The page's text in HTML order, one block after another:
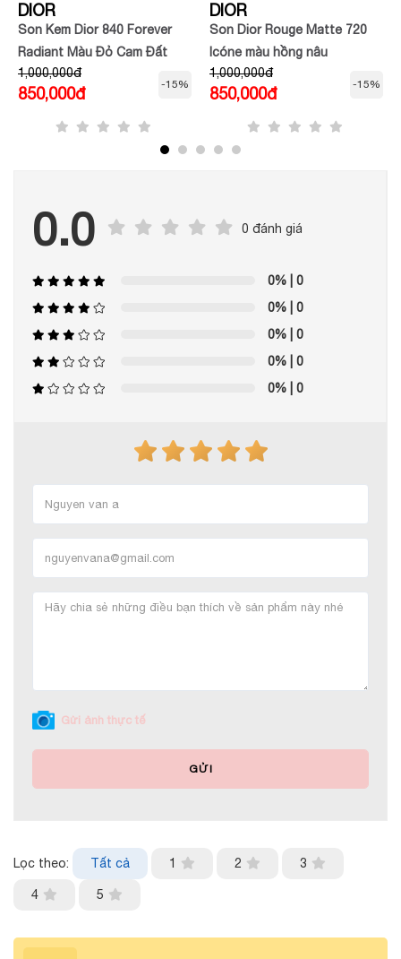
DIOR
Son Kem Dior 840 Forever
Radiant Màu Đỏ Cam Đất
1,000,000đ
850,000đ
-15%
DIOR
Son Dior Rouge Matte 720
Icóne màu hồng nâu
1,000,000đ
850,000đ
-15%
0.0 0 đánh giá
0% | 0
0% | 0
0% | 0
0% | 0
0% | 0
Gửi ảnh thực tế
GỬI
Lọc theo: Tất cả 1 2 3
4 5